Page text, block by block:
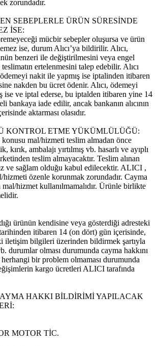
zorundadır.
SEBEPLERLE ÜRÜN SÜRESİNDE
İSE:
mücbir sebepler oluşursa ve ürün
ise, durum Alıcı’ya bildirilir. Alıcı,
benzeri ile değiştirilmesini veya engel
ertelenmesini talep edebilir. Alıcı
nakit ile yapmış ise iptalinden itibaren
nakden bu ücret ödenir. Alıcı, ödemeyi
ise ve iptal ederse, bu iptalden itibaren yine 14
bankaya iade edilir, ancak bankanın alıcının
aktarması olasıdır.
KONTROL ETME YÜKÜMLÜLÜĞÜ:
konusu mal/hizmeti teslim almadan önce
kırık, ambalajı yırtılmış vb. hasarlı ve ayıplı
teslim almayacaktır. Teslim alınan
ve sağlam olduğu kabul edilecektir. ALICI ,
hizmeti özenle korunmak zorundadır. Cayma
mal/hizmet kullanılmamalıdır. Ürünle birlikte
ürünün kendisine veya gösterdiği adresteki
itibaren 14 (on dört) gün içerisinde,
iletişim bilgileri üzerinden bildirmek şartıyla
durumlar olması durumunda cayma hakkını
bir problem olmaması durumunda
kargo ücretleri ALICI tarafında
HAKKI BİLDİRİMİ YAPILACAK
MOTOR TİC.